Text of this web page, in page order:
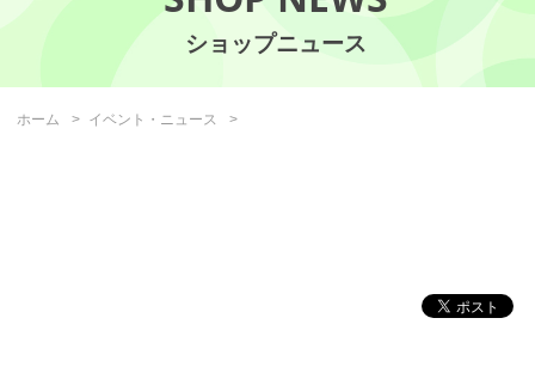
ホーム イベント・ニュース